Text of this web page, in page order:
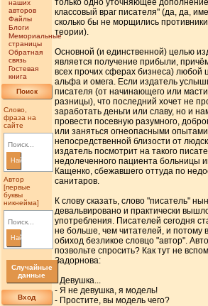
наших
авторов
Файлы
Блоги
Мемориальные
страницы
Обратная
связь
Гостевая
книга
Поиск
Слово,
фраза на
сайте
Найти
Автор
[первые
буквы
никнейма]
Найти
Случайные
данные
Вход
только одно уточняющее
классовый враг писателя" (да, да,
сколько бы не морщились
теории).
Основной (и единственной) целью
является получение прибыли,
всех прочих сферах бизнеса) любой
альфа и омега. Если издатель
писателя (от начинающего или
разницы), что последний хочет не
заработать деньги или славу, но и
провести посевную разумного,
или заняться огнеопасными опытами
непосредственной близости от
издатель посмотрит на такого
недолеченного пациента больницы
Кащенко, сбежавшего оттуда по
санитаров.
К слову сказать, слово "писатель"
девальвировано и практически
употребления. Писателей сегодня
не больше, чем читателей, и потому
обиход безликое словцо "автор".
позвольте спросить? Как тут не
Задорнова:
- Девушка...
- Я не девушка, я модель!
- Простите, вы модель чего?